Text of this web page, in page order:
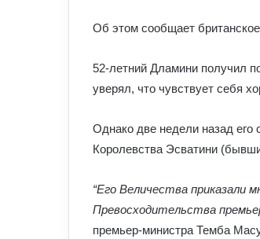
Об этом сообщает
52-летний Дламини получил
уверял, что чувствует себя
Однако две недели назад его
Королевства Эсватини
“Его Величества приказали
Превосходительства
премьер-министра Темба